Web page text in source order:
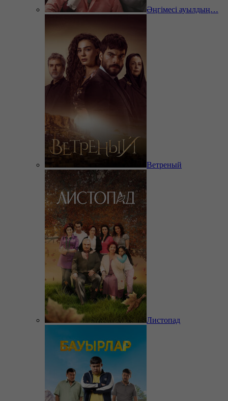
Әңгімесі ауылдың…
Ветреный
Листопад